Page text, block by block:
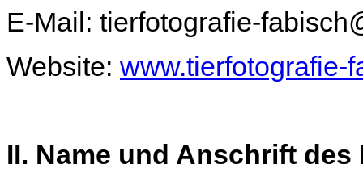
E-Mail: tierfotografie-
Website: www.tierfotografie-
II. Name und Anschrift